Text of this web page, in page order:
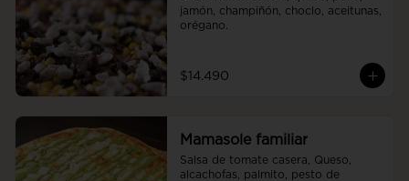
jamón, champiñón, choclo, aceitunas,
orégano.
$14.490
Mamasole familiar
Salsa de tomate casera, Queso,
alcachofas, palmito, pesto de